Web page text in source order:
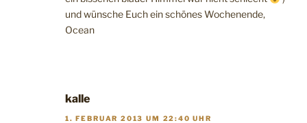
und wünsche Euch ein schönes Wochenende,
Ocean
kalle
1. FEBRUAR 2013 UM 22:40 UHR